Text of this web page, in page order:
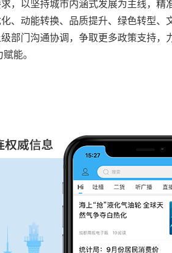
，以坚持城市内涵式发展为主线，精
、动能转换、品质提升、绿色转型、
部门沟通协调，争取更多政策支持，
能。